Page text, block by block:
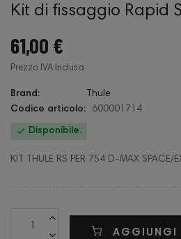
Kit di fissaggio Rapid
61,00 €
Prezzo IVA Inclusa
Brand:
Thule
Codice articolo:
600001714
 Disponibile.
KIT THULE RS PER 754 D-MAX SPACE/
AGGIUNGI